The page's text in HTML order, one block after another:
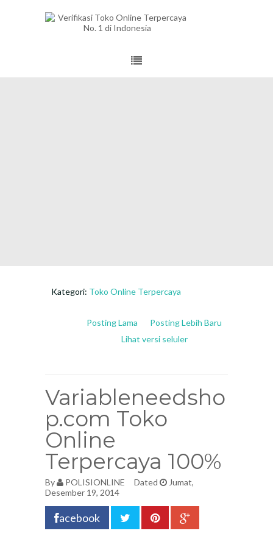
Kategori: Toko Online Terpercaya
Posting Lebih Baru
Posting Lama
Lihat versi seluler
Variableneedsho
p.com Toko
Online
Terpercaya 100%
By POLISIONLINE Dated
Jumat,
Desember 19, 2014
acebook